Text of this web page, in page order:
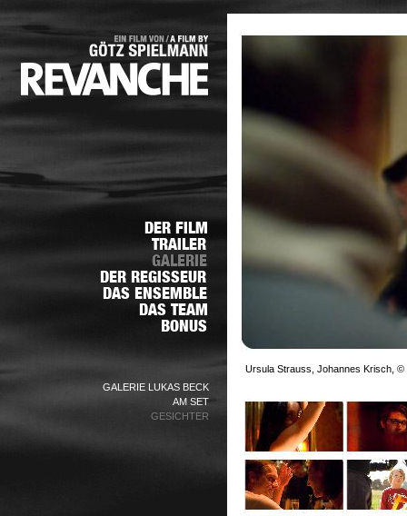
GALERIE LUKAS BECK
AM SET
GESICHTER
Ursula Strauss, Johannes Krisch, ©